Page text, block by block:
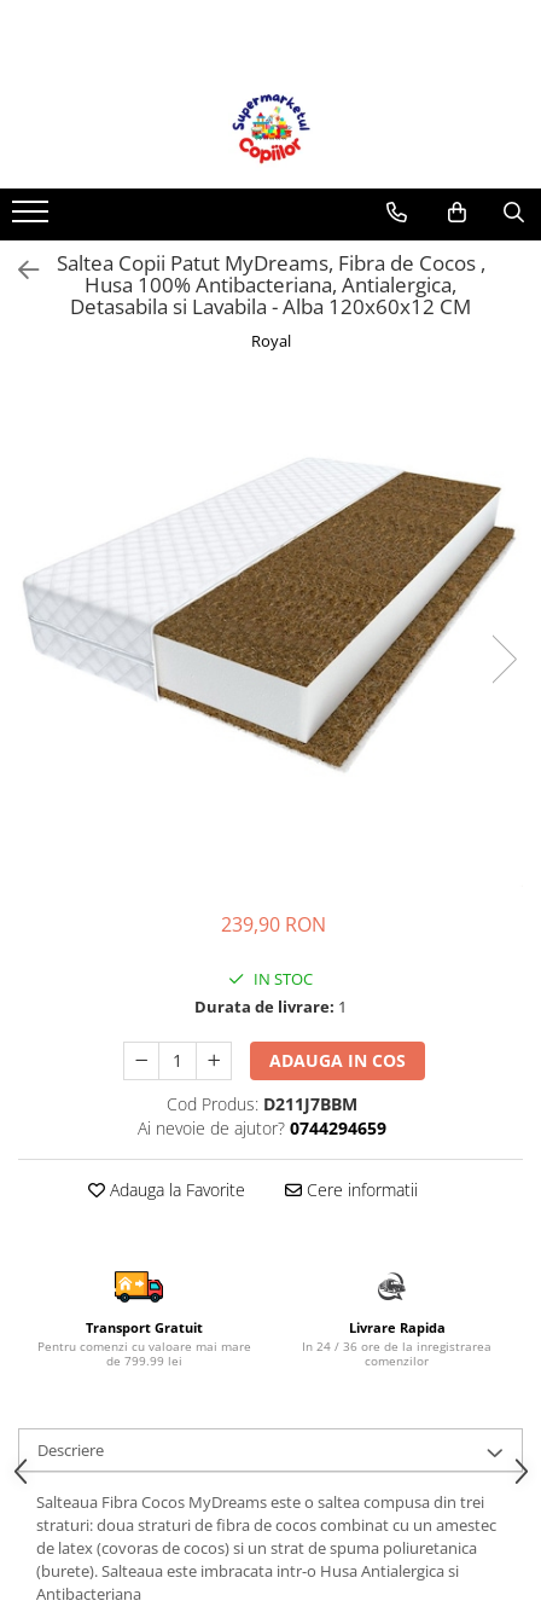
Accesorii pentru petrecere
Baloane
Mobila gradina & terasa
Piscine
Rechizite si papetarie pentru copii
Creioane colorate si carioci
Ghiozdane si genti
Harti de perete si globuri
pamantesti
Plastilina
Librarie online
Aspiratoare nazale si accesorii
Cadite bebe si accesorii baie
Creme si lotiuni de corp copii
Olite si reductoare WC
Sampon si balsam copii
Sapun & Gel de dus copii
Tampoane pentru San
Ateliere si bancuri de lucru
Bucatarii copii
Cuburi si caramizi
Elicoptere, avioane si nave de
jucarie
Figurine
Frumusete, bijuterii si accesorii
Saltea Copii Patut MyDreams, Fibra de Cocos ,
Husa 100% Antibacteriana, Antialergica,
Detasabila si Lavabila - Alba 120x60x12 CM
Royal
239,90 RON
IN STOC
Durata de livrare: 1
ADAUGA IN COS
Cod Produs: D211J7BBM
Ai nevoie de ajutor? 0744294659
Adauga la Favorite Cere informatii
Transport Gratuit
Pentru comenzi cu valoare mai mare
de 799.99 lei
Livrare Rapida
In 24 / 36 ore de la inregistrarea
comenzilor
Descriere
Salteaua Fibra Cocos MyDreams este o saltea compusa din trei
straturi: doua straturi de fibra de cocos combinat cu un amestec
de latex (covoras de cocos) si un strat de spuma poliuretanica
(burete). Salteaua este imbracata intr-o Husa Antialergica si
Antibacteriana